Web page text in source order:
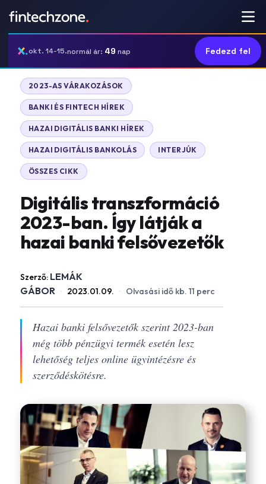
okt. 14-15.normál ár: 49 nap Fedezd fel
2023-AS VÁRAKOZÁSOK
BANKI ÉS FINTECH HÍREK
HAZAI DIGITÁLIS BANKI HÍREK
HAZAI DIGITÁLIS BANKOLÁS INTERJÚK
ÖSSZES CIKK
Digitális transzformáció
2023-ban. Így látják a
hazai banki felsővezetők
Szerző: LEMÁK
GÁBOR · 2023.01.09. · Olvasási idő kb. 11 perc
Hazai banki felsővezetők szerint 2023-ban
még több pénzügyi termék esetén lesz
lehetőség teljes online ügyintézésre és
szerződéskötésre.